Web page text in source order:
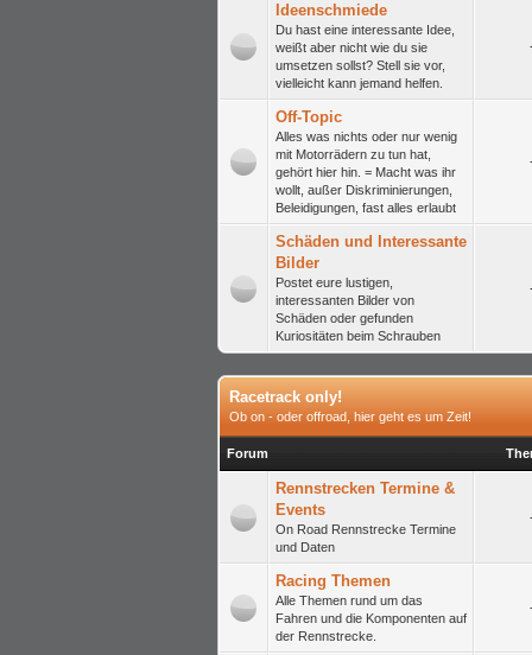
Ideenschmiede
Du hast eine interessante Idee,
weißt aber nicht wie du sie
umsetzen sollst? Stell sie vor,
vielleicht kann jemand helfen.
Off-Topic
Alles was nichts oder nur wenig
mit Motorrädern zu tun hat,
gehört hier hin. = Macht was ihr
wollt, außer Diskriminierungen,
Beleidigungen, fast alles erlaubt
Schäden und Interessante
Bilder
Postet eure lustigen,
interessanten Bilder von
Schäden oder gefunden
Kuriositäten beim Schrauben
Racetrack only!
Ob on - oder offroad, hier geht es um Zeit!
Forum
Rennstrecken Termine &
Events
On Road Rennstrecke Termine
und Daten
Racing Themen
Alle Themen rund um das
Fahren und die Komponenten auf
der Rennstrecke.